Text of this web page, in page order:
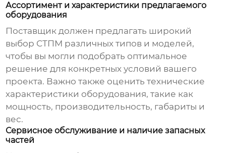
Ассортимент и характеристики предлагаемого
оборудования
Поставщик должен предлагать широкий
выбор СТПМ различных типов и моделей,
чтобы вы могли подобрать оптимальное
решение для конкретных условий вашего
проекта. Важно также оценить технические
характеристики оборудования, такие как
мощность, производительность, габариты и
вес.
Сервисное обслуживание и наличие запасных
частей